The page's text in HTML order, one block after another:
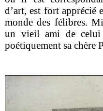
d’art, est fort apprécié
monde des félibres.
un vieil ami de
poétiquement sa chère